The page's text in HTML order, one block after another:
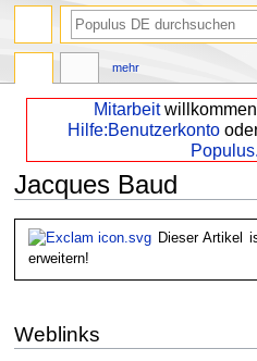
Mitarbeit
Hilfe:Benutzerkonto
Jacques Baud
Zur
Navigation
Zur
Suche
Dieser Artikel
erweitern!
Weblinks
mehr